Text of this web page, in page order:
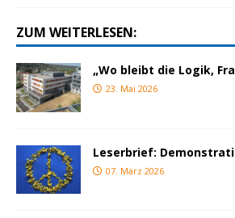
ZUM WEITERLESEN:
„Wo bleibt die Logik,
23. Mai 2026
Leserbrief:
07. März 2026